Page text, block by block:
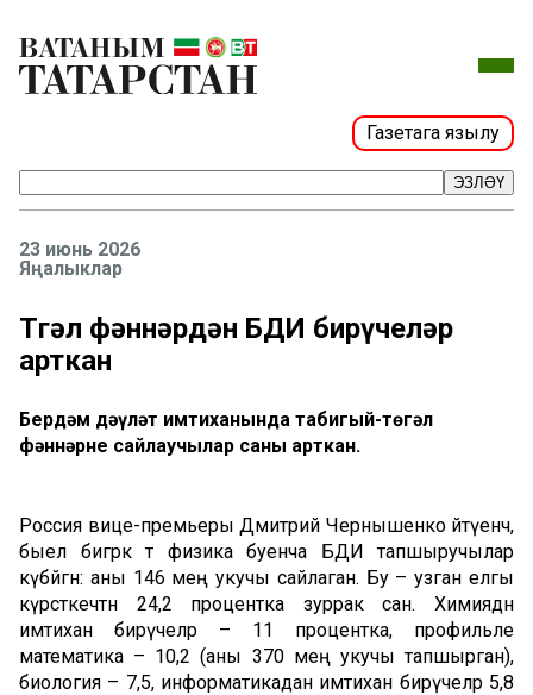
Газетага язылу
ЭЗЛӘҮ
23 июнь 2026
Яңалыклар
Төгәл фәннәрдән БДИ бирүчеләр
арткан
Бердәм дәүләт имтиханында табигый-төгәл
фәннәрне сайлаучылар саны арткан.
Россия вице-премьеры Дмитрий Чернышенко әйтүенчә,
быел бигрәк тә физика буенча БДИ тапшыручылар
күбәйгән: аны 146 мең укучы сайлаган. Бу – узган елгы
күрсәткечтән 24,2 процентка зуррак сан. Химиядән
имтихан бирүчеләр – 11 процентка, профильле
математика – 10,2 (аны 370 мең укучы тапшырган),
биология – 7,5, информатикадан имтихан бирүчеләр 5,8